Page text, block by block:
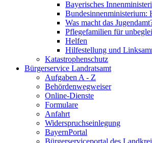
Bayerisches
Bundesinnenministerium:
Was macht das
Pflegefamilien für
Helfen
Hilfestellung und
Katastrophenschutz
Bürgerservice Landratsamt
Aufgaben A - Z
Behördenwegweiser
Online-Dienste
Formulare
Anfahrt
Widerspruchseinlegung
BayernPortal
Bürgerserviceportal des